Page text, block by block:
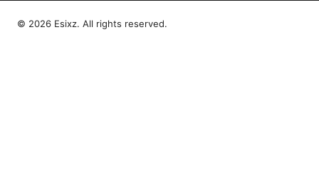
© 2026 Esixz. All rights reserved.